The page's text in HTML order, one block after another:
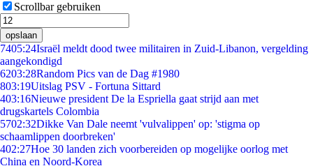
Scrollbar gebruiken
opslaan
7405:24Israël meldt dood twee militairen in Zuid-Libanon, vergelding
aangekondigd
6203:28Random Pics van de Dag #1980
803:19Uitslag PSV - Fortuna Sittard
403:16Nieuwe president De la Espriella gaat strijd aan met
drugskartels Colombia
5702:32Dikke Van Dale neemt 'vulvalippen' op: 'stigma op
schaamlippen doorbreken'
402:27Hoe 30 landen zich voorbereiden op mogelijke oorlog met
China en Noord-Korea